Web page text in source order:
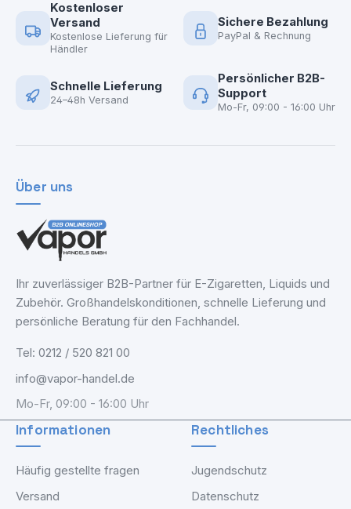
Kostenloser
Versand
Kostenlose Lieferung für
Händler
Sichere Bezahlung
PayPal & Rechnung
Schnelle Lieferung
24–48h Versand
Persönlicher B2B-
Support
Mo-Fr, 09:00 - 16:00 Uhr
Über uns
Ihr zuverlässiger B2B-Partner für E-Zigaretten, Liquids und
Zubehör. Großhandelskonditionen, schnelle Lieferung und
persönliche Beratung für den Fachhandel.
Tel: 0212 / 520 821 00
info@vapor-handel.de
Mo-Fr, 09:00 - 16:00 Uhr
Informationen
Häufig gestellte fragen
Versand
Rechtliches
Jugendschutz
Datenschutz